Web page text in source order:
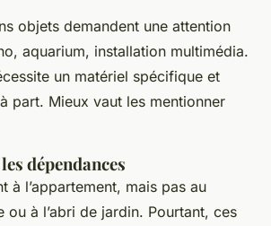
objets demandent une attention
aquarium, installation multimédia.
un matériel spécifique et
part. Mieux vaut les mentionner
dépendances
à l’appartement, mais pas au
ou à l’abri de jardin. Pourtant, ces